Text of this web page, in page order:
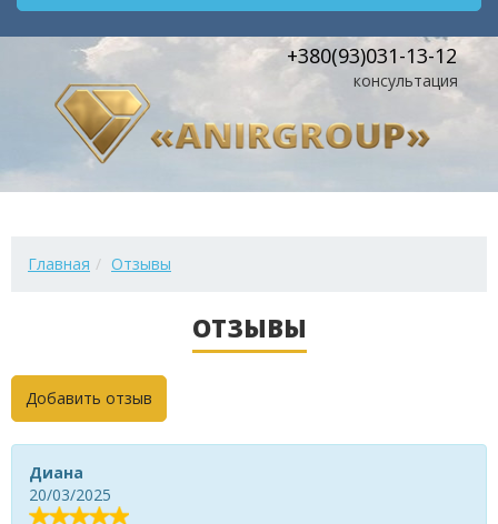
+380(93)031-13-12
консультация
Главная Отзывы
ОТЗЫВЫ
Добавить отзыв
Диана
20/03/2025